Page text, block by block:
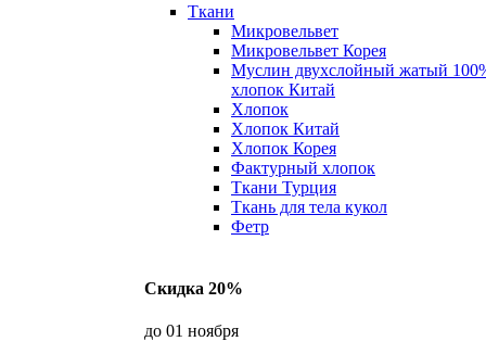
Ткани
Микровельвет
Микровельвет Корея
Муслин двухслойный жатый
хлопок Китай
Хлопок
Хлопок Китай
Хлопок Корея
Фактурный хлопок
Ткани Турция
Ткань для тела кукол
Фетр
Скидка 20%
до 01 ноября